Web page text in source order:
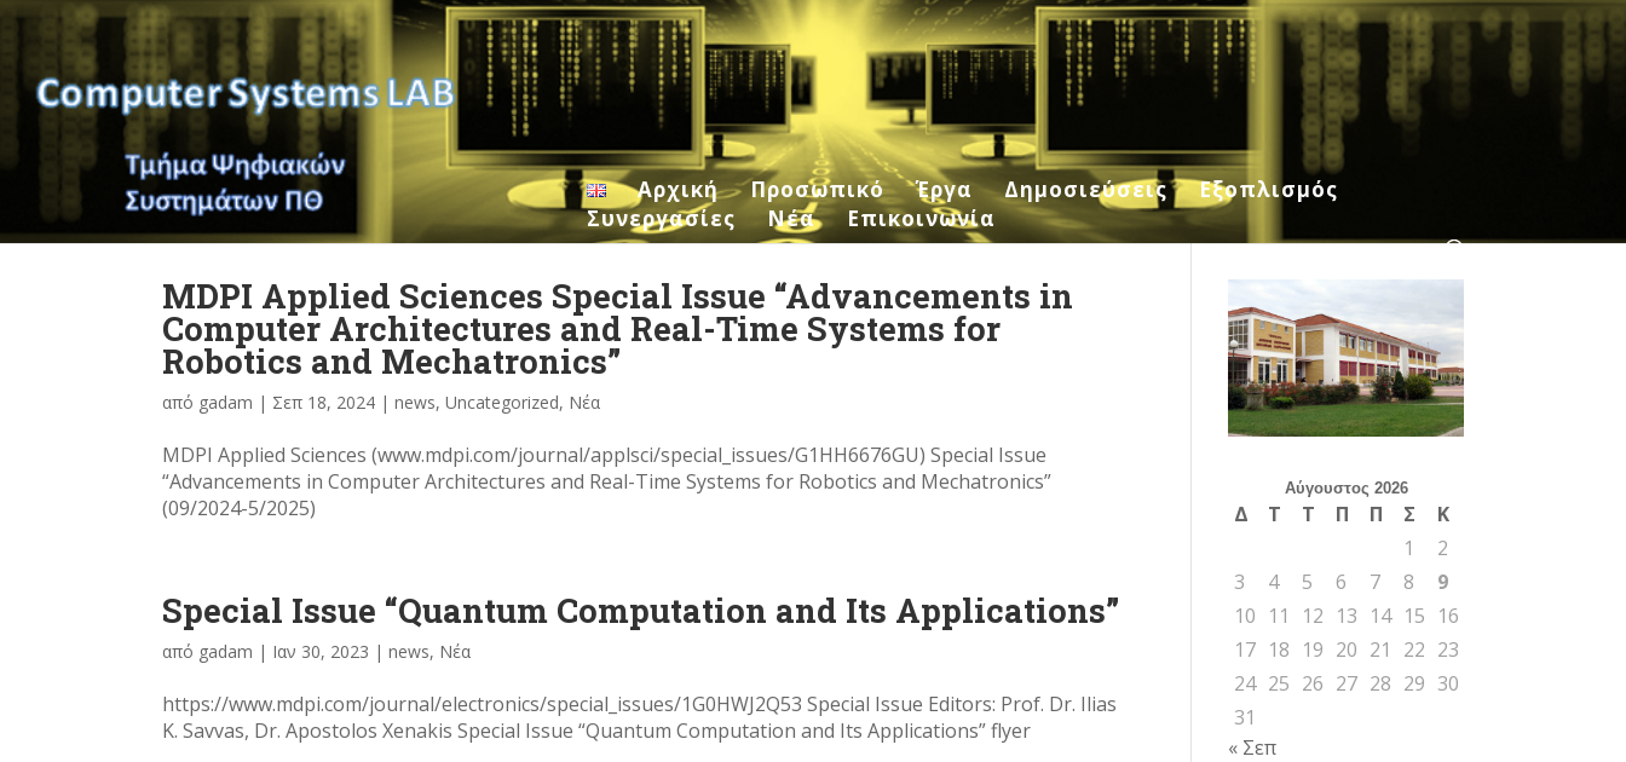
Αρχική Προσωπικό Έργα Δημοσιεύσεις
Εξοπλισμός
Συνεργασίες
Νέα Επικοινωνία
MDPI Applied Sciences Special Issue “Advancements in
Computer Architectures and Real-Time Systems for
Robotics and Mechatronics”
από gadam | Σεπ 18, 2024 |news,Uncategorized, Νέα
MDPI Applied Sciences (www.mdpi.com/journal/applsci/special_issues/G1HH6676GU) Special Issue
“Advancements in Computer Architectures and Real-Time Systems for Robotics and Mechatronics”
(09/2024-5/2025)
Special Issue “Quantum Computation and Its Applications”
από gadam | Ιαν 30, 2023 |news, Νέα
https://www.mdpi.com/journal/electronics/special_issues/1G0HWJ2Q53 Special Issue Editors: Prof. Dr. Ilias
K. Savvas, Dr. Apostolos Xenakis Special Issue “Quantum Computation and Its Applications” flyer
Αύγουστος 2026
Δ Τ Τ Π Π Σ
Κ
1
2
3
4 5 6 7 8
9
10 11 12 13 14 15 16
17 18 19 20 21 22 23
24 25 26 27 28 29 30
31
« Σεπ